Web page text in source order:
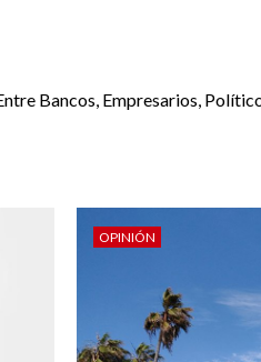
Bancos, Empresarios,
OPINIÓN